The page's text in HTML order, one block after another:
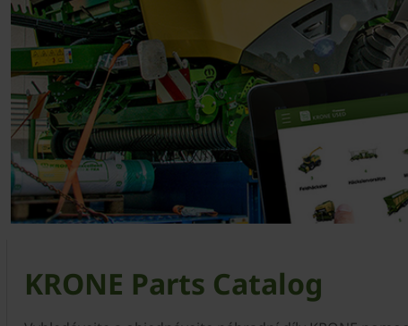
KRONE Parts Catalog